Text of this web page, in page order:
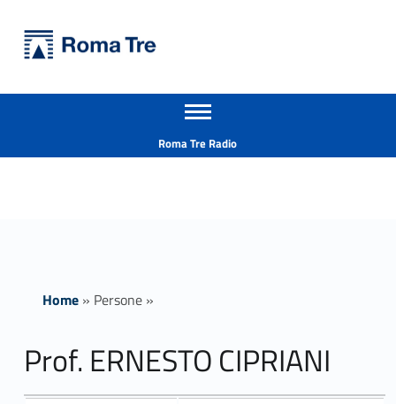
Prof. ERNESTO CIPRIANI ricerca - Università Roma Tre
Apri il menu secondario
Roma Tre Radio
Home» Persone»
Prof. ERNESTO CIPRIANI